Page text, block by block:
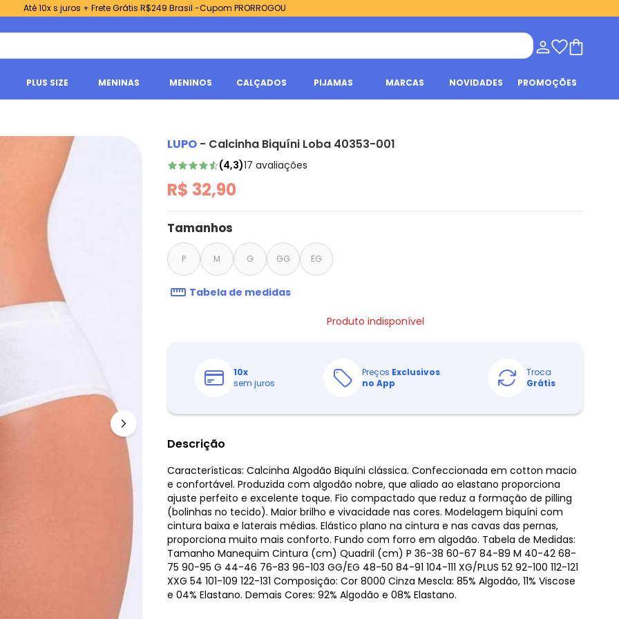
Até 10x s juros + Frete Grátis R$249 Brasil -Cupom PRORROGOU
PLUS SIZE MENINAS MENINOS CALÇADOS PIJAMAS MARCAS NOVIDADES PROMOÇÕES
LUPO - Calcinha Biquíni Loba 40353-001
(4,3)17 avaliações
R$ 32,90
Tamanhos
P M G GG EG
Tabela de medidas
Produto indisponível
10x
sem juros
Preços Exclusivos
no App
Troca
Grátis
Descrição
Características: Calcinha Algodão Biquíni clássica. Confeccionada em cotton macio
e confortável. Produzida com algodão nobre, que aliado ao elastano proporciona
ajuste perfeito e excelente toque. Fio compactado que reduz a formação de pilling
(bolinhas no tecido). Maior brilho e vivacidade nas cores. Modelagem biquíni com
cintura baixa e laterais médias. Elástico plano na cintura e nas cavas das pernas,
proporciona muito mais conforto. Fundo com forro em algodão. Tabela de Medidas:
Tamanho Manequim Cintura (cm) Quadril (cm) P 36-38 60-67 84-89 M 40-42 68-
75 90-95 G 44-46 76-83 96-103 GG/EG 48-50 84-91 104-111 XG/PLUS 52 92-100 112-121
XXG 54 101-109 122-131 Composição: Cor 8000 Cinza Mescla: 85% Algodão, 11% Viscose
e 04% Elastano. Demais Cores: 92% Algodão e 08% Elastano.